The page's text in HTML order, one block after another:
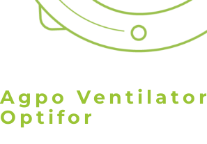
Agpo Ventilator
Optifor